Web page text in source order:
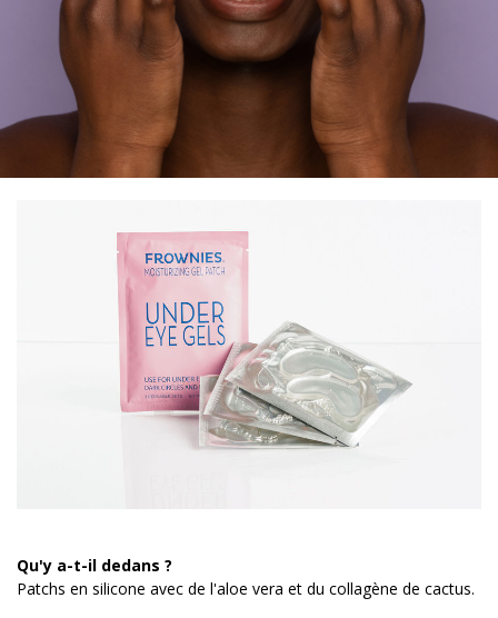
Qu'y a-t-il dedans ?
Patchs en silicone avec de l'aloe vera et du collagène de cactus.